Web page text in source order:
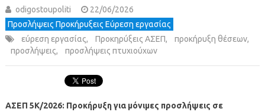
odigostoupoliti
22/06/2026
Προσλήψεις Προκήρυξεις Εύρεση εργασίας
εύρεση εργασίας, Προκηρύξεις ΑΣΕΠ, προκήρυξη θέσεων,
προσλήψεις, προσλήψεις πτυχιούχων
ΑΣΕΠ 5Κ/2026: Προκήρυξη για μόνιμες προσλήψεις σε